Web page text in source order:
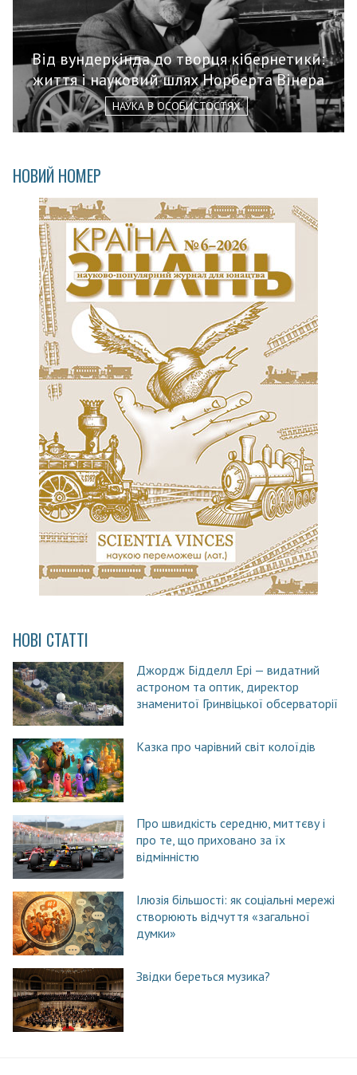
Від вундеркінда до творця кібернетики:
життя і науковий шлях Норберта Вінера
НАУКА В ОСОБИСТОСТЯХ
НОВИЙ НОМЕР
НОВІ СТАТТІ
Джордж Бідделл Ері — видатний
астроном та оптик, директор
знаменитої Гринвіцької обсерваторії
Казка про чарівний світ колоїдів
Про швидкість середню, миттєву і
про те, що приховано за їх
відмінністю
Ілюзія більшості: як соціальні мережі
створюють відчуття «загальної
думки»
Звідки береться музика?